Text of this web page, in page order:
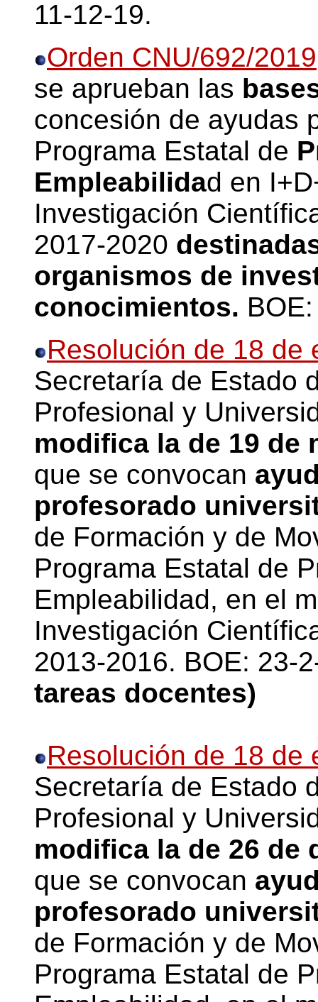
11-12-19.
Orden CNU/692/2019
se aprueban las
concesión de ayudas
Programa Estatal de
Empleabilidad en
Investigación
2017-2020
organismos de
conocimientos.
Resolución de 18 de
Secretaría de Estado
Profesional y
modifica la de 19 de
que se convocan
profesorado
de Formación y de
Programa Estatal de
Empleabilidad, en el
Investigación
2013-2016. BOE: 23-
tareas docentes)
Resolución de 18 de
Secretaría de Estado
Profesional y
modifica la de 26 de
que se convocan
profesorado
de Formación y de
Programa Estatal de